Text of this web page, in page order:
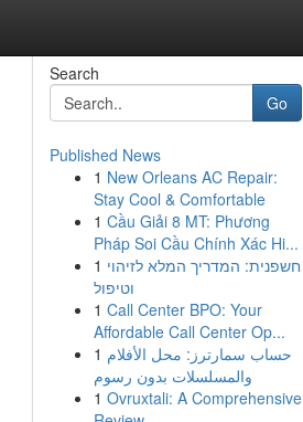
Search
Go
Published News
1 New Orleans AC Repair:
Stay Cool & Comfortable
1 Cầu Giải 8 MT: Phương
Pháp Soi Cầu Chính Xác Hi...
1 חשפנית: המדריך המלא לזיהוי
וטיפול
1 Call Center BPO: Your
Affordable Call Center Op...
1 حساب سمارترز: محل الأفلام
والمسلسلات بدون رسوم
1 Ovruxtali: A Comprehensive